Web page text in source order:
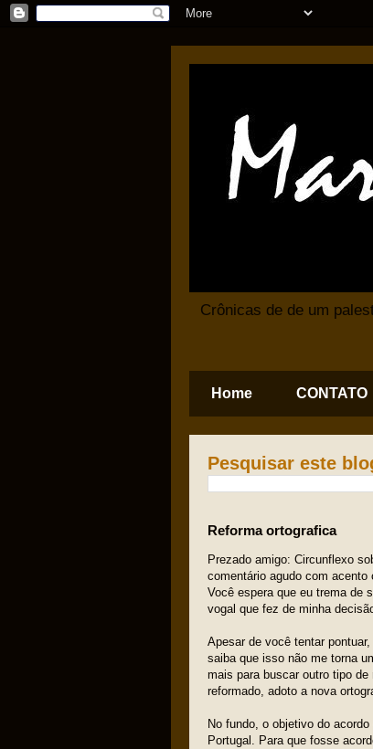
Crônicas de de um
Home CONTATO
Pesquisar este
Reforma ortografica
Prezado amigo: Circunflexo
comentário agudo com
Você espera que eu trema de
vogal que fez de minha
Apesar de você tentar
saiba que isso não me torna
mais para buscar outro tipo
reformado, adoto a nova
No fundo, o objetivo do
Portugal. Para que fosse